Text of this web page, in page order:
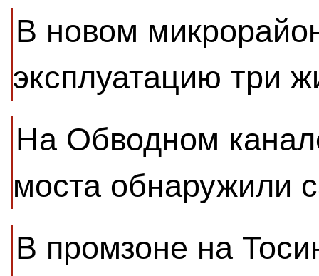
В новом
эксплуатацию три
На Обводном
моста обнаружили
В промзоне на